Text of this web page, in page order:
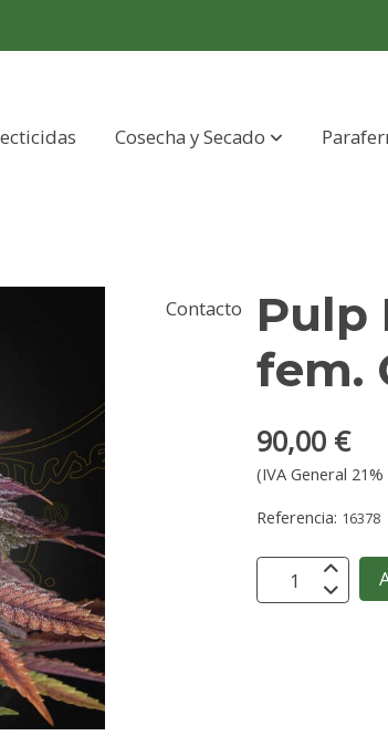
Cosecha y Secado
Contacto
Pulp
fem.
90,00 €
(IVA General
Referencia: 16378